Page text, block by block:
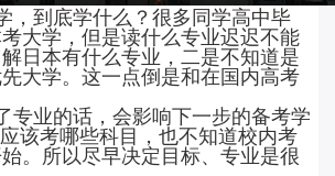
，到底学什么？很多同学高中毕
大学，但是读什么专业迟迟不能
日本有什么专业，二是不知道是
大学。这一点倒是和在国内高考
专业的话，会影响下一步的备考学
该考哪些科目，也不知道校内考
。所以尽早决定目标、专业是很